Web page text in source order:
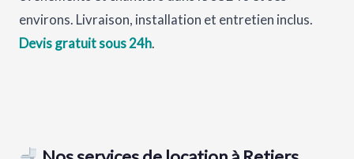
environs. Livraison, installation et entretien inclus.
Devis gratuit sous 24h.